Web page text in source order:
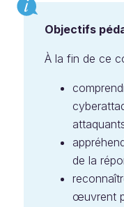
Objectifs
À la fin de ce
de la
œuvrent